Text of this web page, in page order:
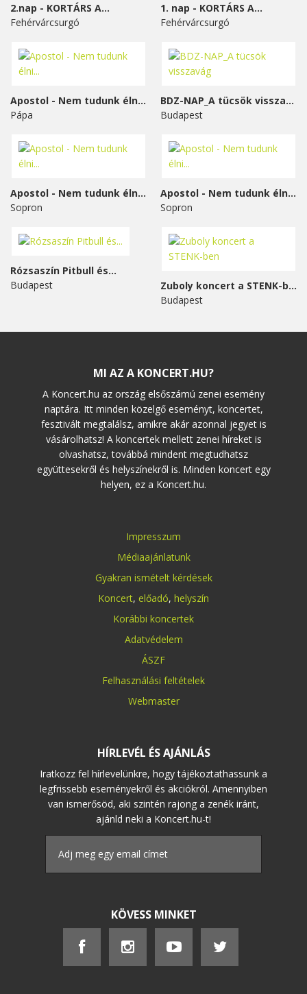
2.nap - KORTÁRS A...
Fehérvárcsurgó
1. nap - KORTÁRS A...
Fehérvárcsurgó
Apostol - Nem tudunk élni...
Pápa
BDZ-NAP_A tücsök visszavág
Budapest
Apostol - Nem tudunk élni...
Sopron
Apostol - Nem tudunk élni...
Sopron
Rózsaszín Pitbull és...
Budapest
Zuboly koncert a STENK-ben
Budapest
MI AZ A KONCERT.HU?
A Koncert.hu az ország elsőszámú zenei esemény
naptára. Itt minden közelgő eseményt, koncertet,
fesztivált megtalálsz, amikre akár azonnal jegyet is
vásárolhatsz! A koncertek mellett zenei híreket is
olvashatsz, továbbá mindent megtudhatsz
együttesekről és helyszínekről is. Minden koncert egy
helyen, ez a Koncert.hu.
Impresszum
Médiaajánlatunk
Gyakran ismételt kérdések
Koncert, előadó, helyszín
Korábbi koncertek
Adatvédelem
ÁSZF
Felhasználási feltételek
Webmaster
HÍRLEVÉL ÉS AJÁNLÁS
Iratkozz fel hírlevelünkre, hogy tájékoztathassunk a
legfrissebb eseményekről és akciókról. Amennyiben
van ismerősöd, aki szintén rajong a zenék iránt,
ajánld neki a Koncert.hu-t!
KÖVESS MINKET